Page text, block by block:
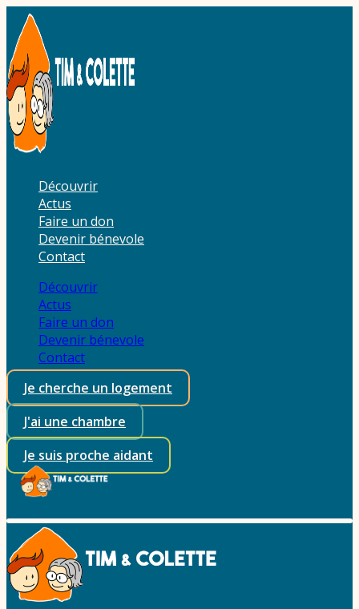
Aller
au
contenu
Découvrir
Actus
Faire un don
Devenir bénevole
Contact
Découvrir
Actus
Faire un don
Devenir bénevole
Contact
Je cherche un logement
J'ai une chambre
Je suis proche aidant